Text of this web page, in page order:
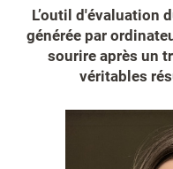
L’outil d'évaluation
générée par
sourire après un
véritables